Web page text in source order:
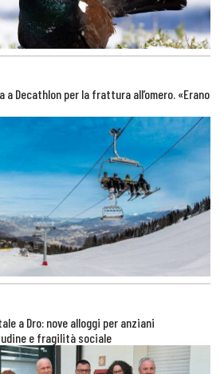
a Decathlon per la frattura all’omero. «Erano
a Dro: nove alloggi per anziani
e fragilità sociale